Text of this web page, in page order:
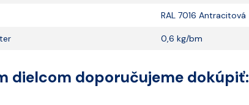
RAL 7016 Antracitová
0,6 kg/bm
dielcom doporučujeme dokúpiť: